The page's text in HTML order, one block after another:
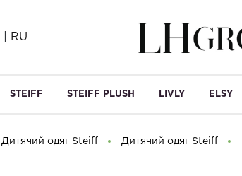
RU
STEIFF STEIFF PLUSH LIVLY ELSY
Дитячий одяг Steiff Дитячий одяг Steiff